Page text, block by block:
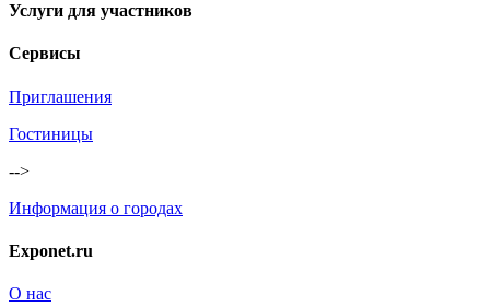
Услуги для участников
Сервисы
Приглашения
Гостиницы
-->
Информация о городах
Exponet.ru
О нас